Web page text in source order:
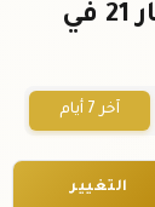
سعر نصف ليرة انجليزي عيار 21 في
آخر 7 أيام
التغيير